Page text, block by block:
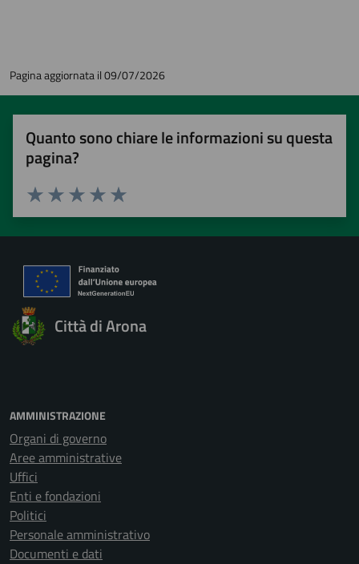
Pagina aggiornata il 09/07/2026
Quanto sono chiare le informazioni su questa
pagina?
Valuta 5 stelle su 5
Valuta 4 stelle su 5
Valuta 3 stelle su 5
Valuta 2 stelle su 5
Valuta 1 stelle su 5
Città di Arona
AMMINISTRAZIONE
Organi di governo
Aree amministrative
Uffici
Enti e fondazioni
Politici
Personale amministrativo
Documenti e dati